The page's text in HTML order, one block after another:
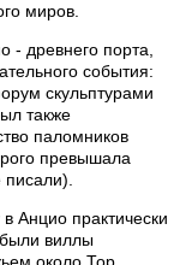
миров.
- древнего порта,
события:
скульптурами
также
паломников
превышала
Анцио практически
были виллы